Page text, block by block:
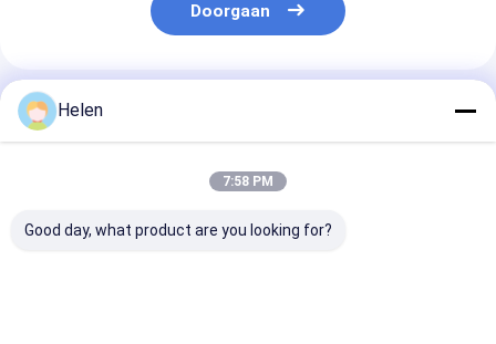
Doorgaan
Geadviseerde Producten
Helen
7:58 PM
Good day, what product are you looking for?